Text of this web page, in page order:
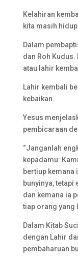
Kelahiran
kita masih
Dalam
dan Roh
atau lahir
Lahir kembali
kebaikan.
Yesus
pembicaraan
“Janganlah
kepadamu:
bertiup kemana
bunyinya, tetapi
dan kemana ia
tiap orang yang
Dalam Kitab
dengan Lahir
pembaharuan